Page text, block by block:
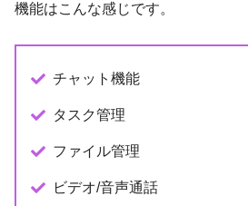
機能はこんな感じです。
チャット機能
タスク管理
ファイル管理
ビデオ/音声通話